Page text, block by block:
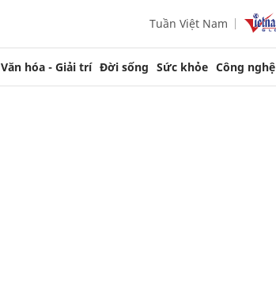
Tuần Việt Nam
Văn hóa - Giải trí Đời sống Sức khỏe Công nghệ